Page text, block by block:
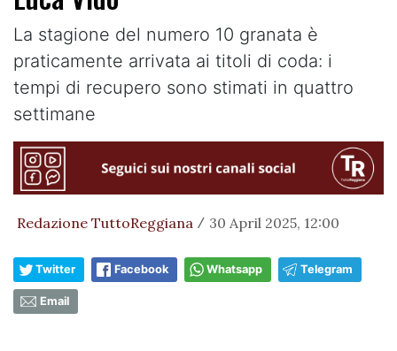
La stagione del numero 10 granata è
praticamente arrivata ai titoli di coda: i
tempi di recupero sono stimati in quattro
settimane
Redazione TuttoReggiana / 30 April 2025, 12:00
Twitter Facebook Whatsapp Telegram
Email